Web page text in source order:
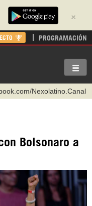
×
PROGRAMACIÓN
@nexo_latino
c/hispantv
+98 921 79 29 404
Nexolatino.Canal
Bolsonaro a